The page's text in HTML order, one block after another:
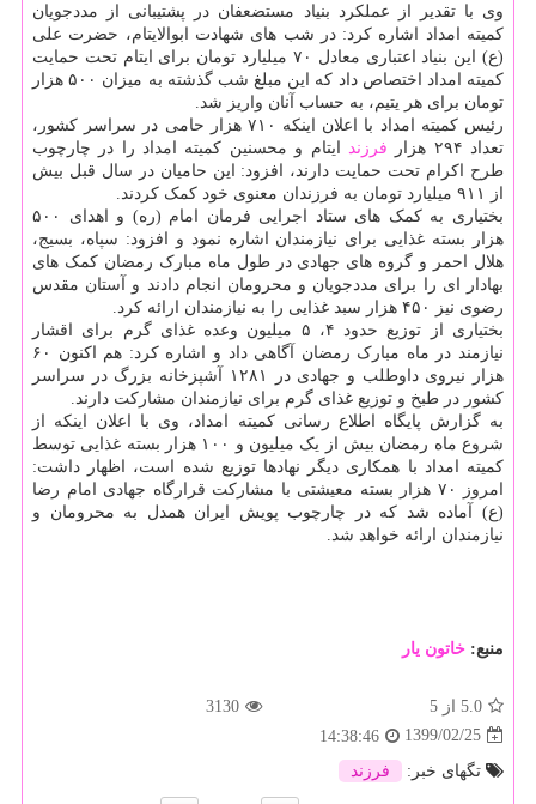
وی با تقدیر از عملکرد بنیاد مستضعفان در پشتیبانی از مددجویان
کمیته امداد اشاره کرد: در شب های شهادت ابوالایتام، حضرت علی
(ع) این بنیاد اعتباری معادل ۷۰ میلیارد تومان برای ایتام تحت حمایت
کمیته امداد اختصاص داد که این مبلغ شب گذشته به میزان ۵۰۰ هزار
تومان برای هر یتیم، به حساب آنان واریز شد.
رئیس کمیته امداد با اعلان اینکه ۷۱۰ هزار حامی در سراسر کشور،
تعداد ۲۹۴ هزار
فرزند ایتام و محسنین کمیته امداد را در چارچوب
طرح اکرام تحت حمایت دارند، افزود: این حامیان در سال قبل بیش
از ۹۱۱ میلیارد تومان به فرزندان معنوی خود کمک کردند.
بختیاری به کمک های ستاد اجرایی فرمان امام (ره) و اهدای ۵۰۰
هزار بسته غذایی برای نیازمندان اشاره نمود و افزود: سپاه، بسیج،
هلال احمر و گروه های جهادی در طول ماه مبارک رمضان کمک های
بهادار ای را برای مددجویان و محرومان انجام دادند و آستان مقدس
رضوی نیز ۴۵۰ هزار سبد غذایی را به نیازمندان ارائه کرد.
بختیاری از توزیع حدود ۴، ۵ میلیون وعده غذای گرم برای اقشار
نیازمند در ماه مبارک رمضان آگاهی داد و اشاره کرد: هم اکنون ۶۰
هزار نیروی داوطلب و جهادی در ۱۲۸۱ آشپزخانه بزرگ در سراسر
کشور در طبخ و توزیع غذای گرم برای نیازمندان مشارکت دارند.
به گزارش پایگاه اطلاع رسانی کمیته امداد، وی با اعلان اینکه از
شروع ماه رمضان بیش از یک میلیون و ۱۰۰ هزار بسته غذایی توسط
کمیته امداد با همکاری دیگر نهادها توزیع شده است، اظهار داشت:
امروز ۷۰ هزار بسته معیشتی با مشارکت قرارگاه جهادی امام رضا
(ع) آماده شد که در چارچوب پویش ایران همدل به محرومان و
نیازمندان ارائه خواهد شد.
منبع: خاتون یار
5.0 از 5
3130
1399/02/25
14:38:46
تگهای خبر:
فرزند